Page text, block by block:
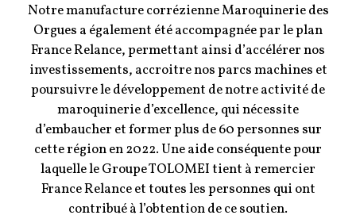
Notre manufacture corrézienne Maroquinerie des
Orgues a également été accompagnée par le plan
France Relance, permettant ainsi d’accélérer nos
investissements, accroitre nos parcs machines et
poursuivre le développement de notre activité de
maroquinerie d’excellence, qui nécessite
d’embaucher et former plus de 60 personnes sur
cette région en 2022. Une aide conséquente pour
laquelle le Groupe TOLOMEI tient à remercier
France Relance et toutes les personnes qui ont
contribué à l’obtention de ce soutien.